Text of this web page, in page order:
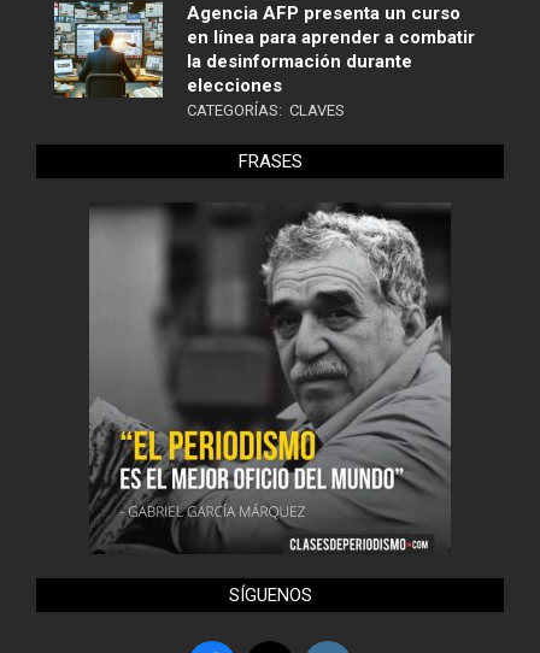
Agencia AFP presenta un curso
en línea para aprender a combatir
la desinformación durante
elecciones
CATEGORÍAS: CLAVES
FRASES
SÍGUENOS